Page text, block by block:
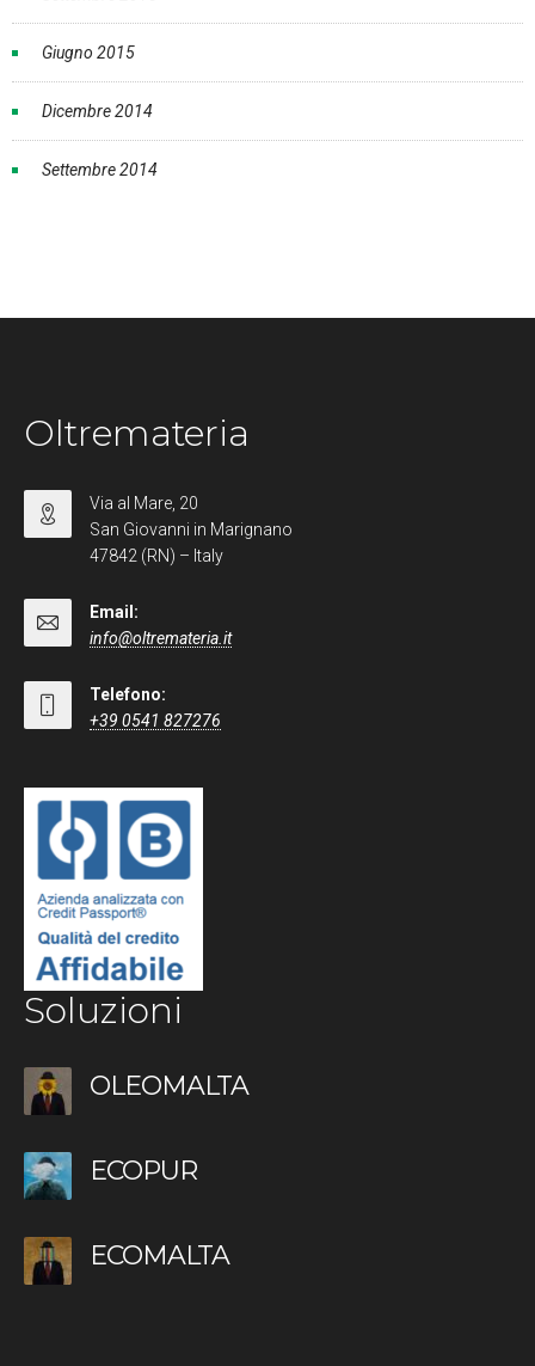
Giugno 2015
Dicembre 2014
Settembre 2014
Oltremateria
Via al Mare, 20
San Giovanni in Marignano
47842 (RN) – Italy
Email:
info@oltremateria.it
Telefono:
+39 0541 827276
Soluzioni
OLEOMALTA
ECOPUR
ECOMALTA